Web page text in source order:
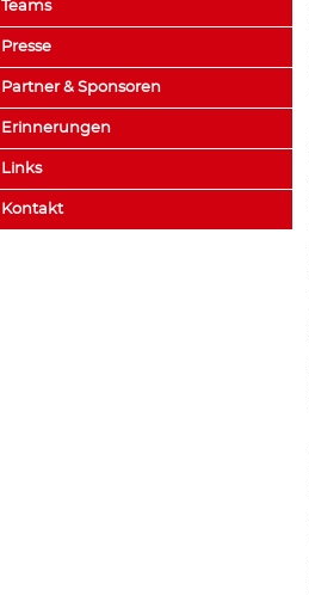
Teams
Presse
Partner & Sponsoren
Erinnerungen
Links
Kontakt